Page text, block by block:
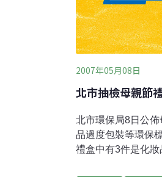
2007年05月08日
北市抽檢母親節
北市環保局8日公
品過度包裝等環保
禮盒中有3件是化